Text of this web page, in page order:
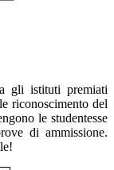
gli istituti premiati
riconoscimento del
le studentesse
di ammissione.